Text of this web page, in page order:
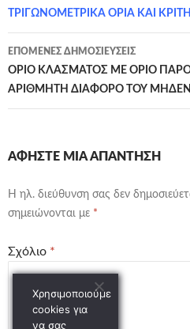
άρθρων
ΤΡΙΓΩΝΟΜΕΤΡΙΚΑ ΟΡΙΑ ΚΑΙ
ΕΠΌΜΕΝΕΣ ΔΗΜΟΣΙΕΎΣΕΙΣ
ΟΡΙΟ ΚΛΑΣΜΑΤΟΣ ΜΕ ΟΡΙΟ
ΑΡΙΘΜΗΤΗ ΔΙΑΦΟΡΟ ΤΟΥ
ΑΦΉΣΤΕ ΜΙΑ ΑΠΆΝΤΗΣΗ
Η ηλ. διεύθυνση σας δεν
σημειώνονται με *
Σχόλιο *
Χρησιμοποιούμε
cookies για
να σας